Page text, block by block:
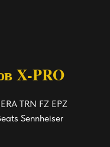
X-PRO
TRN FZ EPZ
Sennheiser